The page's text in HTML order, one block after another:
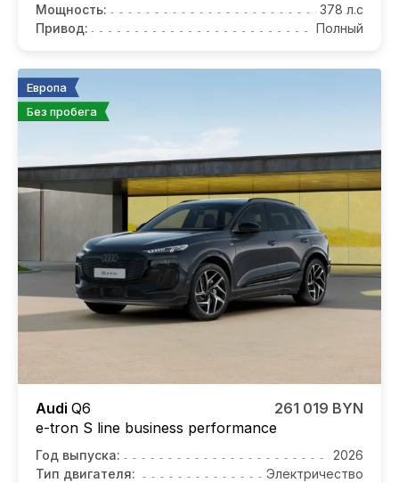
Мощность:
378 л.с
Привод:
Полный
Европа
Без пробега
Audi Q6
e-tron S line business performance
261 019 BYN
Год выпуска:
2026
Тип двигателя:
Электричество